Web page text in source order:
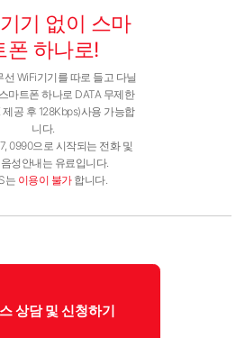
기 없이 스마
폰 하나로!
선 WiFi기기를 따로 들고 다닐
마트폰 하나로 DATA 무제한
제공 후 128Kbps)사용 가능합
니다.
0990으로 시작되는 전화 및
성안내는 유료입니다.
는 이용이 불가합니다.
상담 및 신청하기